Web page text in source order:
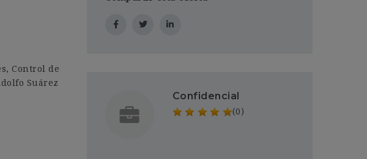
Control de
Suárez
Confidencial
(0)